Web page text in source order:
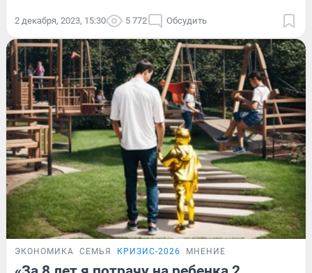
2 декабря, 2023, 15:30 5 772 Обсудить
ЭКОНОМИКА СЕМЬЯ КРИЗИС-2026 МНЕНИЕ